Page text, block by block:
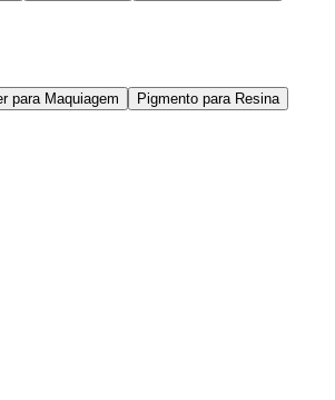
para Maquiagem Pigmento para Resina